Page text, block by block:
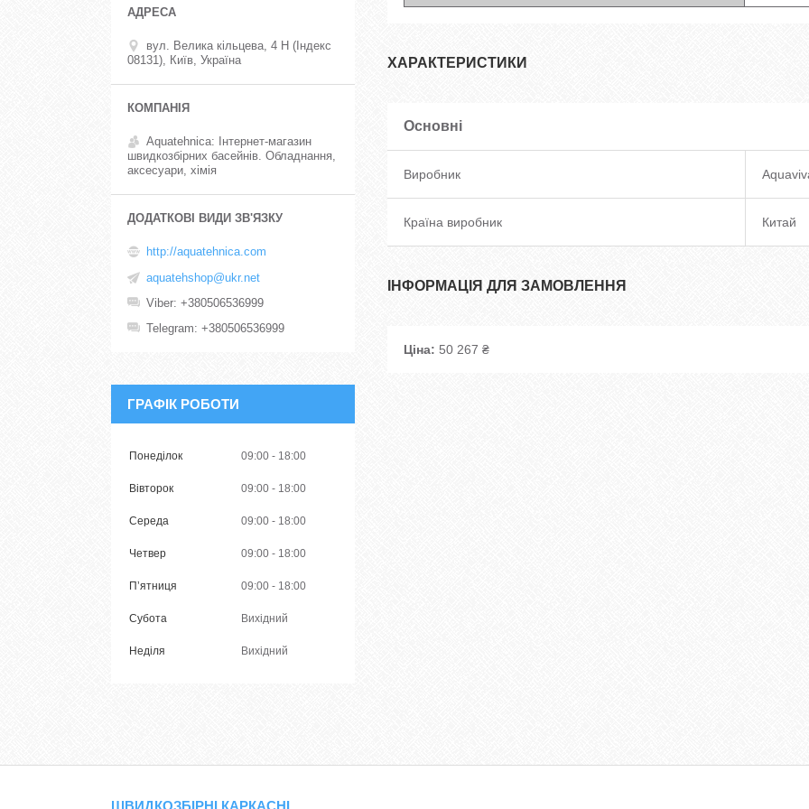
ХАРАКТЕРИСТИКИ
Основні
Виробник
Країна виробник Китай
ІНФОРМАЦІЯ ДЛЯ ЗАМОВЛЕННЯ
Ціна: 50 267 ₴
вул. Велика кільцева, 4 Н (Індекс
08131), Київ, Україна
Aquatehnica: Інтернет-магазин
швидкозбірних басейнів. Обладнання,
аксесуари, хімія
http://aquatehnica.com
aquatehshop@ukr.net
Viber +380506536999
Telegram +380506536999
ГРАФІК РОБОТИ
Понеділок 09:00 18:00
Вівторок 09:00 18:00
Середа 09:00 18:00
Четвер 09:00 18:00
Пʼятниця 09:00 18:00
Субота Вихідний
Неділя Вихідний
ШВИДКОЗБІРНІ КАРКАСНІ